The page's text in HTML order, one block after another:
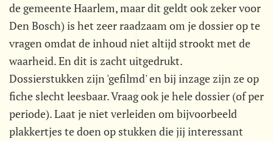
de gemeente Haarlem, maar dit geldt ook zeker voor
Den Bosch) is het zeer raadzaam om je dossier op te
vragen omdat de inhoud niet altijd strookt met de
waarheid. En dit is zacht uitgedrukt.
Dossierstukken zijn 'gefilmd' en bij inzage zijn ze op
fiche slecht leesbaar. Vraag ook je hele dossier (of per
periode). Laat je niet verleiden om bijvoorbeeld
plakkertjes te doen op stukken die jij interessant